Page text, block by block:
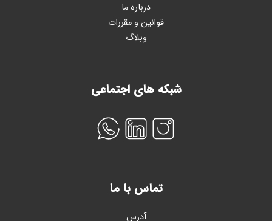
درباره ما
قوانین و مقررات
وبلاگ
شبکه های اجتماعی
تماس با ما
آدرس